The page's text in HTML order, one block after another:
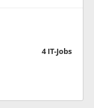
4 IT-Jobs